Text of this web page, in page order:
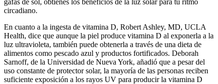
circadiano.
En cuanto a la ingesta de vitamina D, Robert Ashley, MD, UCLA
Health, dice que aunque la piel produce vitamina D al exponerla a la
luz ultravioleta, también puede obtenerla a través de una dieta de
alimentos como pescado azul y productos fortificados. Deborah
Sarnoff, de la Universidad de Nueva York, añadió que a pesar del
uso constante de protector solar, la mayoría de las personas reciben
suficiente exposición a los rayos UV para producir la vitamina D